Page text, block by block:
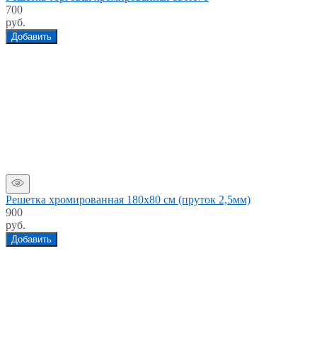
700
руб.
Добавить
Решетка хромированная 180х80 см (пруток 2,5мм)
900
руб.
Добавить